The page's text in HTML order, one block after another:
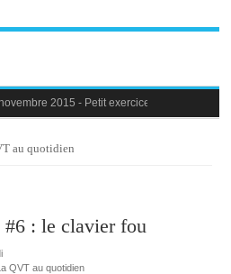
2015 - Petit exercice de la semaine
2015 -Blague au bureau #9
2015 -
au quotidien
#6 : le clavier fou
QVT au quotidien